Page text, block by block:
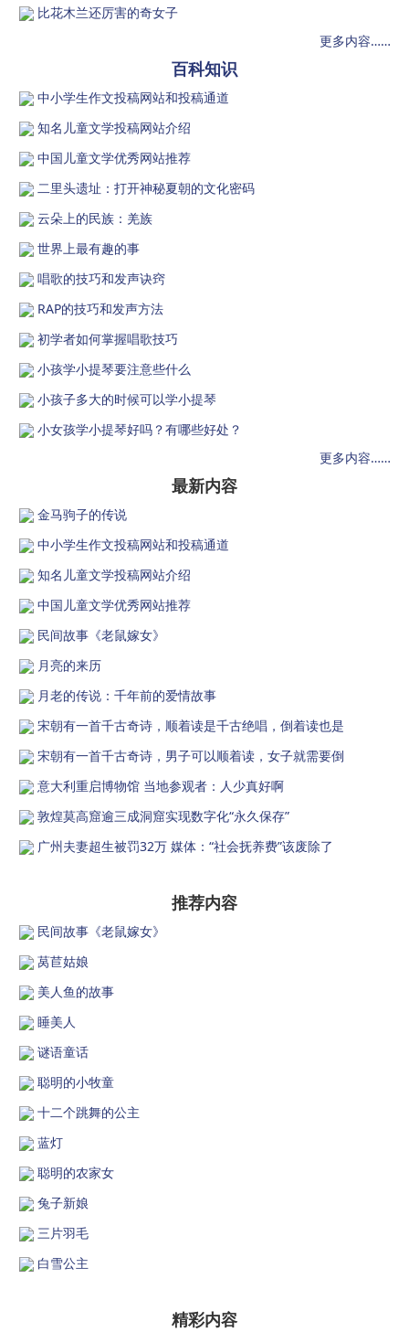
比花木兰还厉害的奇女子
更多内容……
百科知识
中小学生作文投稿网站和投稿通道
知名儿童文学投稿网站介绍
中国儿童文学优秀网站推荐
二里头遗址：打开神秘夏朝的文化密码
云朵上的民族：羌族
世界上最有趣的事
唱歌的技巧和发声诀窍
RAP的技巧和发声方法
初学者如何掌握唱歌技巧
小孩学小提琴要注意些什么
小孩子多大的时候可以学小提琴
小女孩学小提琴好吗？有哪些好处？
更多内容……
最新内容
金马驹子的传说
中小学生作文投稿网站和投稿通道
知名儿童文学投稿网站介绍
中国儿童文学优秀网站推荐
民间故事《老鼠嫁女》
月亮的来历
月老的传说：千年前的爱情故事
宋朝有一首千古奇诗，顺着读是千古绝唱，倒着读也是
宋朝有一首千古奇诗，男子可以顺着读，女子就需要倒
意大利重启博物馆 当地参观者：人少真好啊
敦煌莫高窟逾三成洞窟实现数字化“永久保存”
广州夫妻超生被罚32万 媒体：“社会抚养费”该废除了
推荐内容
民间故事《老鼠嫁女》
莴苣姑娘
美人鱼的故事
睡美人
谜语童话
聪明的小牧童
十二个跳舞的公主
蓝灯
聪明的农家女
兔子新娘
三片羽毛
白雪公主
精彩内容